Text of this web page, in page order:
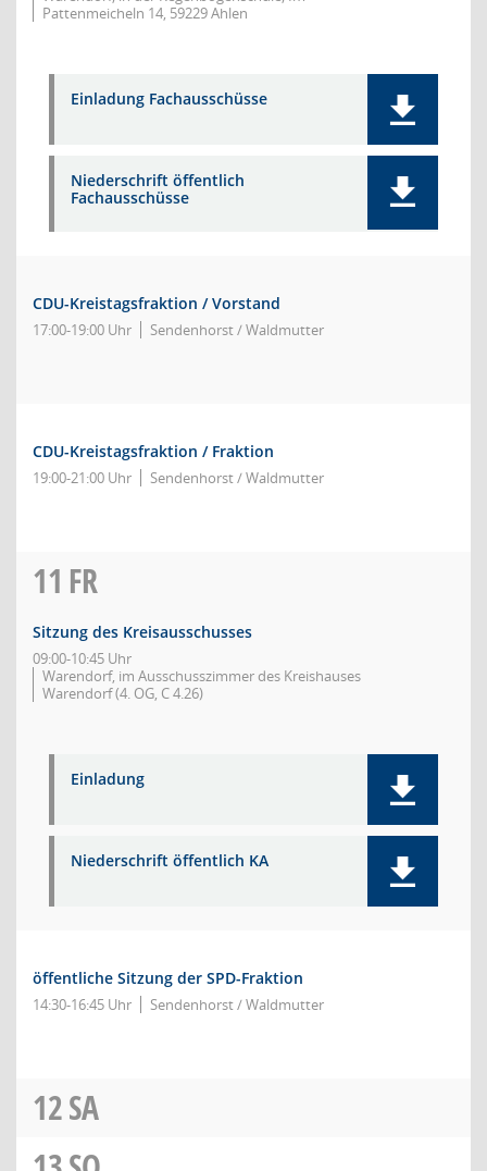
Pattenmeicheln 14, 59229 Ahlen
Einladung Fachausschüsse
Niederschrift öffentlich
Fachausschüsse
CDU-Kreistagsfraktion / Vorstand
17:00-19:00 Uhr Sendenhorst / Waldmutter
CDU-Kreistagsfraktion / Fraktion
19:00-21:00 Uhr Sendenhorst / Waldmutter
11 FR
Sitzung des Kreisausschusses
09:00-10:45 Uhr
Warendorf, im Ausschusszimmer des Kreishauses
Warendorf (4. OG, C 4.26)
Einladung
Niederschrift öffentlich KA
öffentliche Sitzung der SPD-Fraktion
14:30-16:45 Uhr Sendenhorst / Waldmutter
12SA